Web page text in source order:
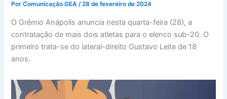
PorComunicação GEA/28 de fevereiro de 2024
O Grêmio Anápolis anuncia nesta quarta-feira (28), a
contratação de mais dois atletas para o elenco sub-20. O
primeiro trata-se do lateral-direito Gustavo Leite de 18
anos.